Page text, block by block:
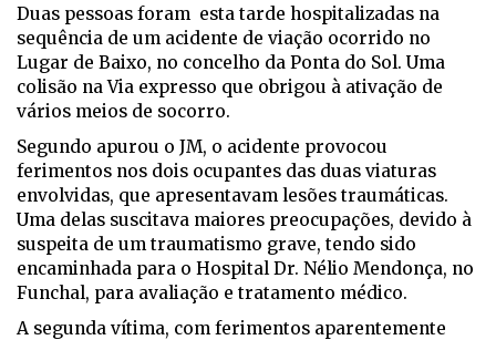
Duas pessoas foram esta tarde hospitalizadas na
sequência de um acidente de viação ocorrido no
Lugar de Baixo, no concelho da Ponta do Sol. Uma
colisão na Via expresso que obrigou à ativação de
vários meios de socorro.
Segundo apurou o JM, o acidente provocou
ferimentos nos dois ocupantes das duas viaturas
envolvidas, que apresentavam lesões traumáticas.
Uma delas suscitava maiores preocupações, devido à
suspeita de um traumatismo grave, tendo sido
encaminhada para o Hospital Dr. Nélio Mendonça, no
Funchal, para avaliação e tratamento médico.
A segunda vítima, com ferimentos aparentemente